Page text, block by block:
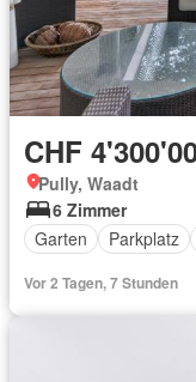
CHF
Pully, Waadt
6 Zimmer
Garten
Parkplatz
Vor 2 Tagen, 7 Stunden